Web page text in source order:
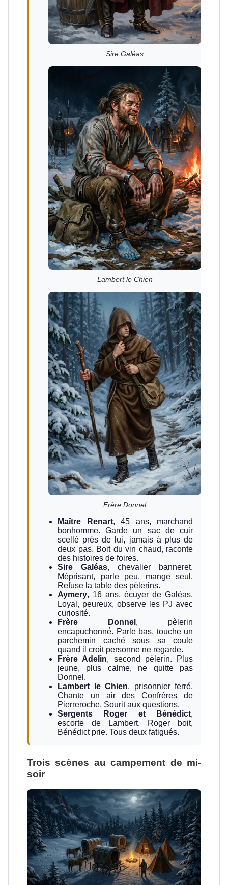
Sire Galéas
Lambert le Chien
Frère Donnel
Maître Renart, 45 ans, marchand
bonhomme. Garde un sac de cuir
scellé près de lui, jamais à plus de
deux pas. Boit du vin chaud, raconte
des histoires de foires.
Sire Galéas, chevalier banneret.
Méprisant, parle peu, mange seul.
Refuse la table des pèlerins.
Aymery, 16 ans, écuyer de Galéas.
Loyal, peureux, observe les PJ avec
curiosité.
Frère Donnel , pèlerin
encapuchonné. Parle bas, touche un
parchemin caché sous sa coule
quand il croit personne ne regarde.
Frère Adelin, second pèlerin. Plus
jeune, plus calme, ne quitte pas
Donnel.
Lambert le Chien, prisonnier ferré.
Chante un air des Confrères de
Pierreroche. Sourit aux questions.
Sergents Roger et Bénédict,
escorte de Lambert. Roger boit,
Bénédict prie. Tous deux fatigués.
Trois scènes au campement de mi-
soir